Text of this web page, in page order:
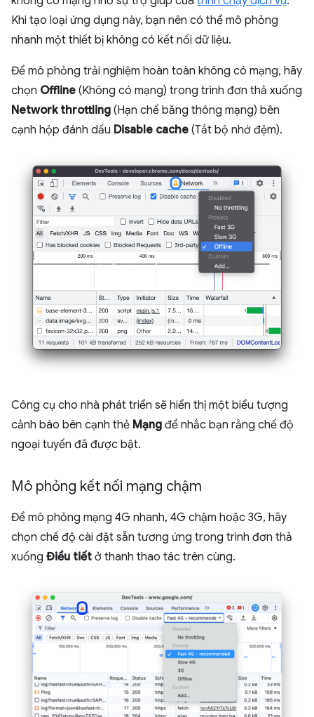
Khi tạo loại ứng dụng này, bạn nên có thể mô phỏng
nhanh một thiết bị không có kết nối dữ liệu.
Để mô phỏng trải nghiệm hoàn toàn không có mạng, hãy
chọn Offline (Không có mạng) trong trình đơn thả xuống
Network throttling (Hạn chế băng thông mạng) bên
cạnh hộp đánh dấu Disable cache (Tắt bộ nhớ đệm).
Công cụ cho nhà phát triển sẽ hiển thị một biểu tượng
cảnh báo bên cạnh thẻ Mạng để nhắc bạn rằng chế độ
ngoại tuyến đã được bật.
Mô phỏng kết nối mạng chậm
Để mô phỏng mạng 4G nhanh, 4G chậm hoặc 3G, hãy
chọn chế độ cài đặt sẵn tương ứng trong trình đơn thả
xuống Điều tiết ở thanh thao tác trên cùng.